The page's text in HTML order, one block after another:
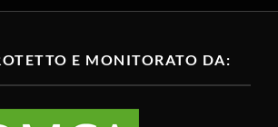
E MONITORATO DA: